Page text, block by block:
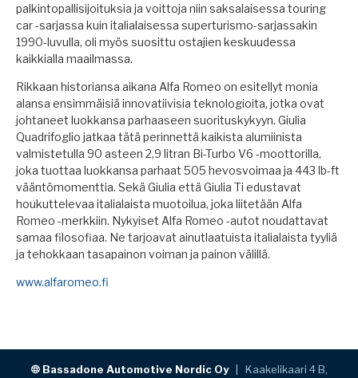
palkintopallisijoituksia ja voittoja niin saksalaisessa touring
car -sarjassa kuin italialaisessa superturismo-sarjassakin
1990-luvulla, oli myös suosittu ostajien keskuudessa
kaikkialla maailmassa.
Rikkaan historiansa aikana Alfa Romeo on esitellyt monia
alansa ensimmäisiä innovatiivisia teknologioita, jotka ovat
johtaneet luokkansa parhaaseen suorituskykyyn. Giulia
Quadrifoglio jatkaa tätä perinnettä kaikista alumiinista
valmistetulla 90 asteen 2,9 litran Bi-Turbo V6 -moottorilla,
joka tuottaa luokkansa parhaat 505 hevosvoimaa ja 443 lb-ft
vääntömomenttia. Sekä Giulia että Giulia Ti edustavat
houkuttelevaa italialaista muotoilua, joka liitetään Alfa
Romeo -merkkiin. Nykyiset Alfa Romeo -autot noudattavat
samaa filosofiaa. Ne tarjoavat ainutlaatuista italialaista tyyliä
ja tehokkaan tasapainon voiman ja painon välillä.
www.alfaromeo.fi
Bassadone Automotive Nordic Oy| Kaakelikaari 4 B,